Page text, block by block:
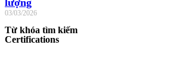
lượng
03/03/2026
Từ khóa tìm kiếm
Certifications